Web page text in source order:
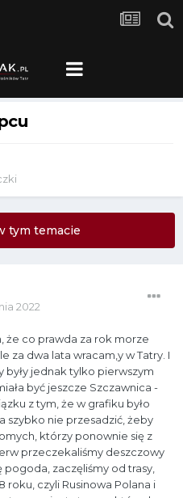
tym temacie
2022
że co prawda za rok morze
za dwa lata wracam,y w Tatry. I
były jednak tylko pierwszym
być jeszcze Szczawnica -
z tym, że w grafiku było
szybko nie przesadzić, żeby
którzy ponownie się z
przeczekaliśmy deszczowy
zaczęliśmy od trasy,
roku, czyli Rusinowa Polana i